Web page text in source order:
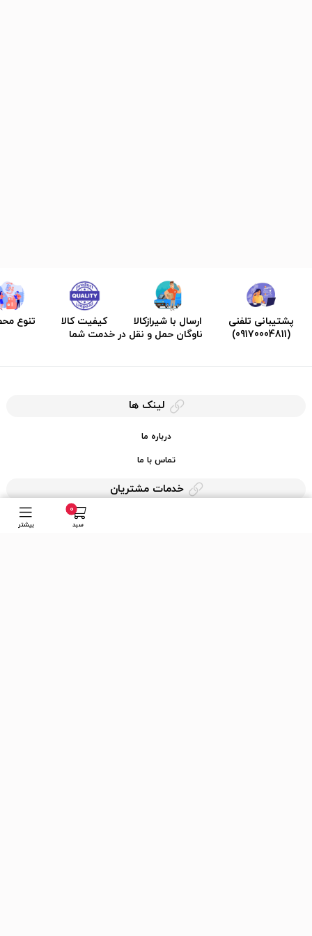
0
سبد بیشتر
پشتیبانی تلفنی
(09170004811)
ارسال با شیرازکالا
ناوگان حمل و نقل در خدمت شما
کیفیت کالا تنوع
لینک ها
درباره ما
تماس با ما
خدمات مشتریان